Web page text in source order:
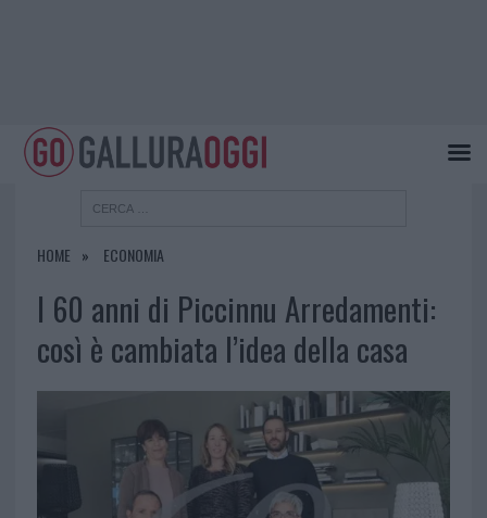
HOME ECONOMIA
I 60 anni di Piccinnu Arredamenti:
così è cambiata l’idea della casa